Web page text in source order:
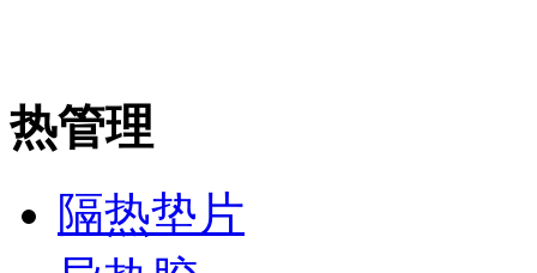
热管理
隔热垫片